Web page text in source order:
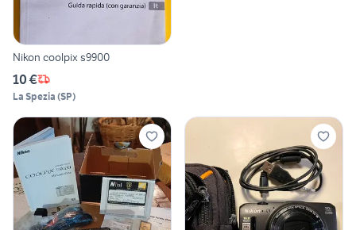
Nikon coolpix s9900
10 €
La Spezia (SP)